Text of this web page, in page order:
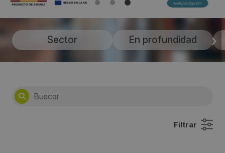
Sector En profundidad
Filtrar